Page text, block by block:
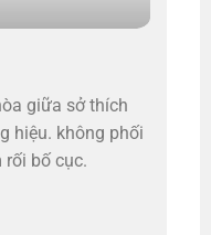
giữa sở thích
hiệu. không phối
rối bố cục.